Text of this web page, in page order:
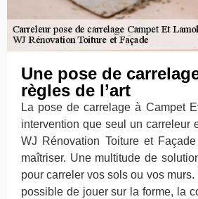
Une pose de
règles de l’art
La pose de carrelage à Campet
intervention que seul un carreleur
WJ Rénovation Toiture et
maîtriser. Une multitude de
pour carreler vos sols ou vos
possible de jouer sur la forme, la